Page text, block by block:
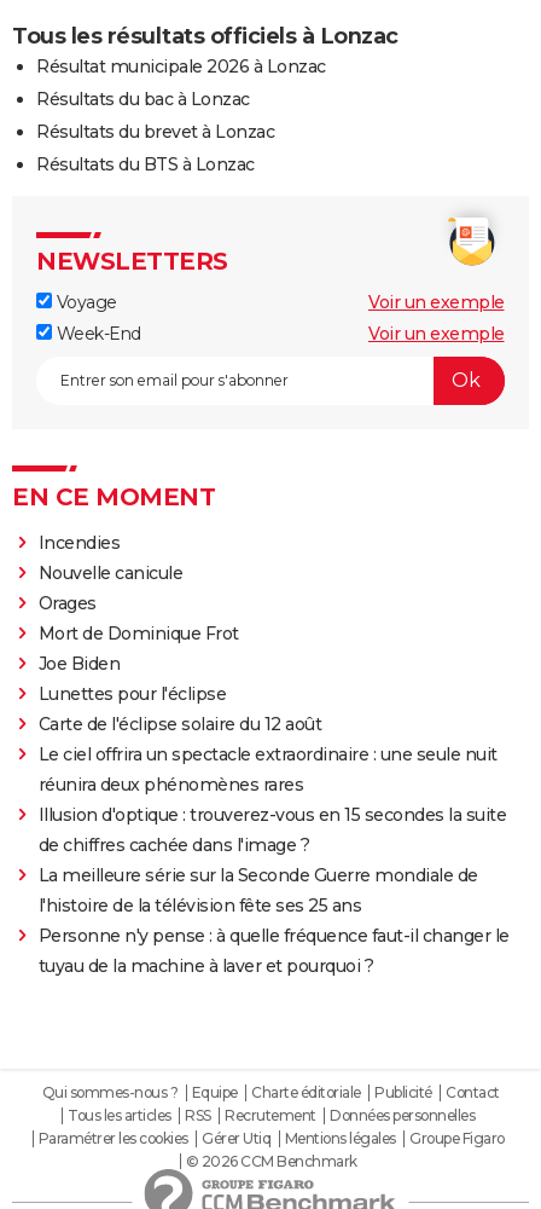
Tous les résultats officiels à Lonzac
Résultat municipale 2026 à Lonzac
Résultats du bac à Lonzac
Résultats du brevet à Lonzac
Résultats du BTS à Lonzac
NEWSLETTERS
Voyage
Voir un exemple
Week-End
Voir un exemple
EN CE MOMENT
Incendies
Nouvelle canicule
Orages
Mort de Dominique Frot
Joe Biden
Lunettes pour l'éclipse
Carte de l'éclipse solaire du 12 août
Le ciel offrira un spectacle extraordinaire : une seule nuit
réunira deux phénomènes rares
Illusion d'optique : trouverez-vous en 15 secondes la suite
de chiffres cachée dans l'image ?
La meilleure série sur la Seconde Guerre mondiale de
l'histoire de la télévision fête ses 25 ans
Personne n'y pense : à quelle fréquence faut-il changer le
tuyau de la machine à laver et pourquoi ?
Qui sommes-nous ? Equipe Charte éditoriale Publicité
Contact
Tous les articles
RSS Recrutement
Données personnelles
Paramétrer les cookies
Gérer Utiq Mentions légales
Groupe Figaro
© 2026 CCM Benchmark